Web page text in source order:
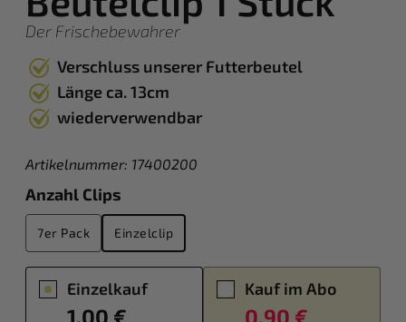
Der Frischebewahrer
Verschluss unserer Futterbeutel
Länge ca. 13cm
wiederverwendbar
Artikelnummer: 17400200
Anzahl Clips
7er Pack Einzelclip
Einzelkauf
1,00 €
Kauf im Abo
0,90 €